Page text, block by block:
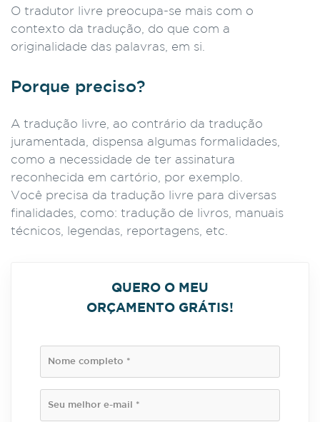
O tradutor livre preocupa-se mais com o
contexto da tradução, do que com a
originalidade das palavras, em si.
Porque preciso?
A tradução livre, ao contrário da tradução
juramentada, dispensa algumas formalidades,
como a necessidade de ter assinatura
reconhecida em cartório, por exemplo.
Você precisa da tradução livre para diversas
finalidades, como: tradução de livros, manuais
técnicos, legendas, reportagens, etc.
QUERO O MEU
ORÇAMENTO GRÁTIS!